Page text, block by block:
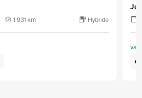
1.931 km Hybride
va.
€